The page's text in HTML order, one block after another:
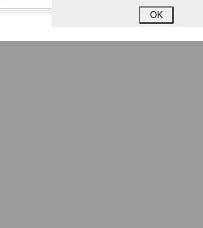
НОВОСТИ ПАРТНЕРОВ
OK